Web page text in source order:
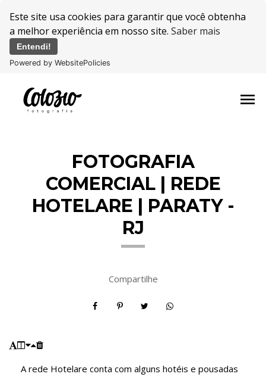
Este site usa cookies para garantir que você obtenha
a melhor experiência em nosso site. Saber mais
Entendi!
Powered by WebsitePolicies
menu
FOTOGRAFIA
COMERCIAL | REDE
HOTELARE | PARATY -
RJ
Compartilhe
A rede Hotelare conta com alguns hotéis e pousadas